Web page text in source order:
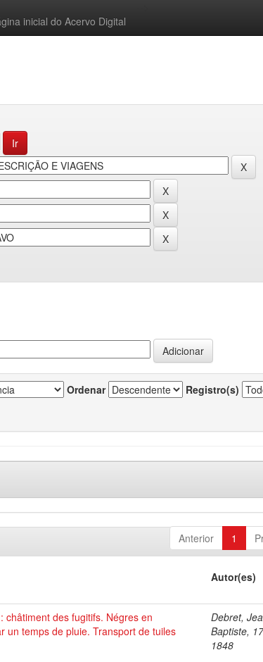
inicial do Acervo Digital
Ordenar Registro(s)
Anterior 1
Autor(es)
châtiment des fugitifs. Négres en
un temps de pluie. Transport de tuiles
Debret,
Baptiste,
1848